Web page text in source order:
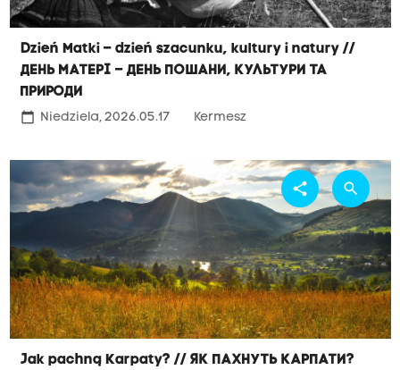
Dzień Matki – dzień szacunku, kultury i natury //
День матері – день пошани, культури та
природи
calendar_today Niedziela, 2026.05.17 Kermesz
Jak pachną Karpaty? // Як пахнуть карпати?
share search